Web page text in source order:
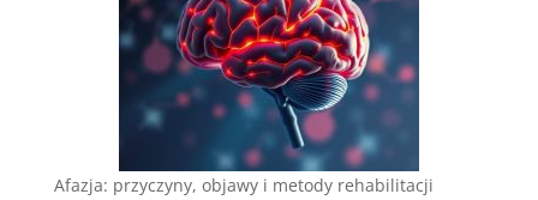
Afazja: przyczyny, objawy i metody rehabilitacji